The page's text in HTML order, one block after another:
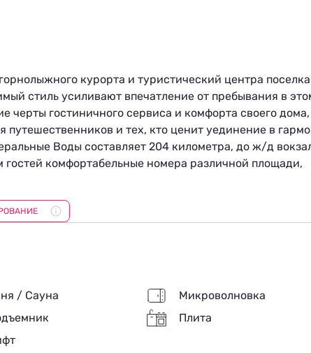
курорта и туристический центра поселка
стиль усиливают впечатление от пребывания в
черты гостиничного сервиса и комфорта своего дома,
путешественников и тех, кто ценит уединение в
Воды составляет 204 километра, до ж/д
гостей комфортабельные номера различной площади,
прикроватными тумбочками, обеденной зоной,
и посудой для самостоятельного приготовления
Гостям предоставляется доступ к сети Wi-
сушильные комнаты для горнолыжного
/ Сауна
Микроволновка
Плита